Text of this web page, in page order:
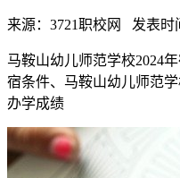
来源：3721职校网 发表时
马鞍山幼儿师范学校2024
宿条件、马鞍山幼儿师范
办学成绩